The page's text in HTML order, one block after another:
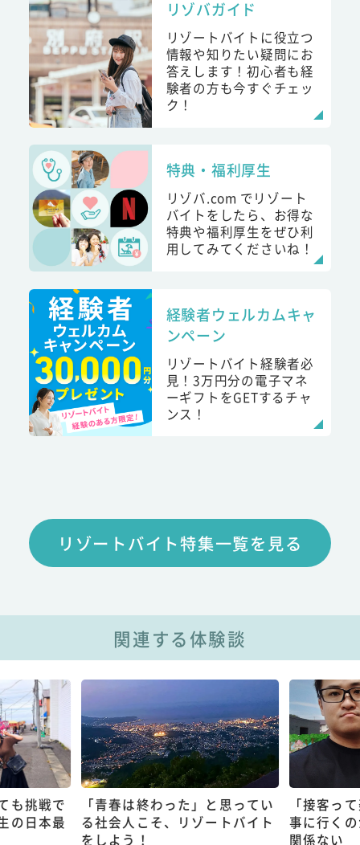
リゾバガイド
リゾートバイトに役立つ
情報や知りたい疑問にお
答えします！初心者も経
験者の方も今すぐチェッ
ク！
特典・福利厚生
リゾバ.com でリゾート
バイトをしたら、お得な
特典や福利厚生をぜひ利
用してみてくださいね！
経験者ウェルカムキャ
ンペーン
リゾートバイト経験者必
見！3万円分の電子マネ
ーギフトをGETするチャ
ンス！
リゾートバイト特集一覧を見る
関連する体験談
も挑戦で
の日本最
「青春は終わった」と思ってい
る社会人こそ、リゾートバイト
をしよう！
「接客っ
事に行く
関係ない